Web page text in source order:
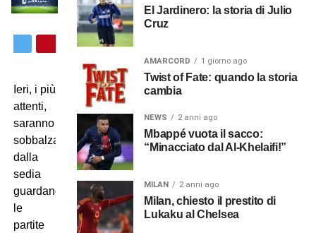
Ieri, i più
attenti,
saranno
sobbalzati
dalla
sedia
guardando
le
partite
El Jardinero: la storia di Julio
Cruz
AMARCORD 1 giorno ago
Twist of Fate: quando la storia
cambia
NEWS 2 anni ago
Mbappé vuota il sacco:
“Minacciato dal Al-Khelaifi!”
MILAN 2 anni ago
Milan, chiesto il prestito di
Lukaku al Chelsea